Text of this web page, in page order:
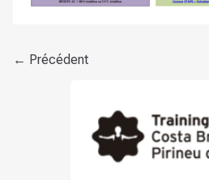
← Précédent